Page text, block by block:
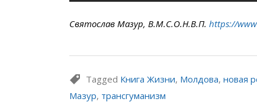
Святослав Мазур, В.М.С.О.Н.В.П. https://
Tagged Книга Жизни, Молдова, новая
Мазур, трансгуманизм